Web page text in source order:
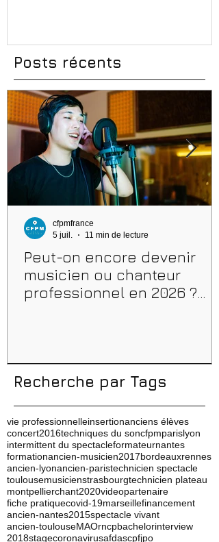
Posts récents
Peut-on encore devenir
musicien ou chanteur
professionnel en 2026 ?
cfpmfrance
5 juil.
11 min de lecture
Recherche par Tags
vie professionnelleinsertionanciens élèves
concert2016techniques du soncfpmparislyon
intermittent du spectacleformateurnantes
formationancien-musicien2017bordeauxrennes
ancien-lyonancien-paristechnicien spectacle
toulousemusicienstrasbourgtechnicien plateau
montpellierchant2020videopartenaire
fiche pratiquecovid-19marseillefinancement
ancien-nantes2015spectacle vivant
ancien-toulouseMAOrncpbachelorinterview
2018stagecoronavirusafdascpfjpo